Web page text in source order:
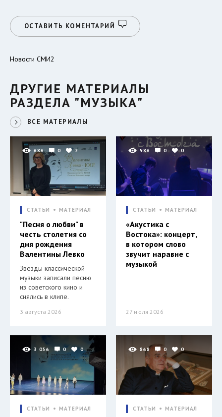
ОСТАВИТЬ КОМЕНТАРИЙ
Новости СМИ2
ДРУГИЕ МАТЕРИАЛЫ
РАЗДЕЛА "МУЗЫКА"
ВСЕ МАТЕРИАЛЫ
686 0 2
СТАТЬИ МАТЕРИАЛ
"Песня о любви" в
честь столетия со
дня рождения
Валентины Левко
Звезды классической
музыки записали песню
из советского кино и
снялись в клипе.
3 августа 2026
986 0 0
СТАТЬИ МАТЕРИАЛ
«Акустика с
Востока»: концерт,
в котором слово
звучит наравне с
музыкой
27 июля 2026
3 056 0 0
СТАТЬИ МАТЕРИАЛ
868 0 0
СТАТЬИ МАТЕРИАЛ